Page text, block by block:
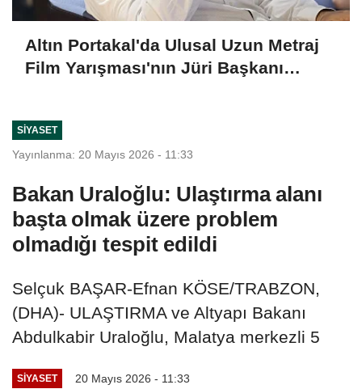
Altın Portakal'da Ulusal Uzun Metraj
Film Yarışması'nın Jüri Başkanı
SIYASET
Yayınlanma: 20 Mayıs 2026 - 11:33
Bakan Uraloğlu: Ulaştırma alanı
başta olmak üzere problem
olmadığı tespit edildi
Selçuk BAŞAR-Efnan KÖSE/TRABZON,
(DHA)- ULAŞTIRMA ve Altyapı Bakanı
Abdulkabir Uraloğlu, Malatya merkezli 5
SIYASET 20 Mayıs 2026 - 11:33